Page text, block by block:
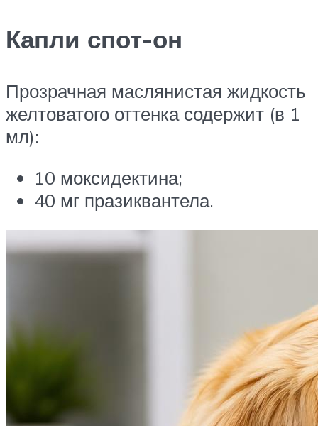
Капли спот-он
Прозрачная маслянистая жидкость
желтоватого оттенка содержит (в 1
мл):
10 моксидектина;
40 мг празиквантела.